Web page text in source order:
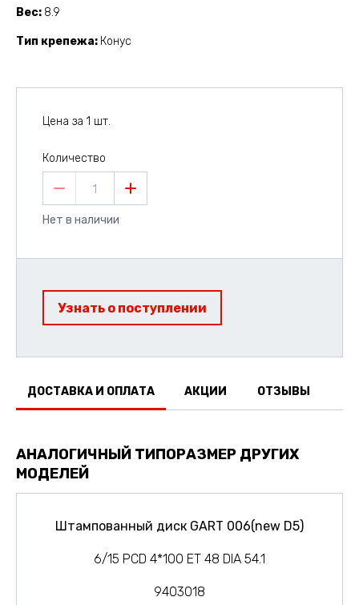
Вес 8.9
Тип крепежа Конус
Цена за 1 шт.
Количество
1
Нет в наличии
Узнать о поступлении
ДОСТАВКА И ОПЛАТА АКЦИИ ОТЗЫВЫ
АНАЛОГИЧНЫЙ ТИПОРАЗМЕР ДРУГИХ
МОДЕЛЕЙ
Штампованный диск GART 006(new D5)
6/15 PCD 4*100 ET 48 DIA 54.1
9403018